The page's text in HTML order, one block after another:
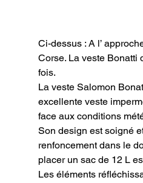
Ci-dessus : A l’
Corse. La veste Bonatti
fois.
La veste Salomon
excellente veste
face aux conditions
Son design est soigné
renfoncement dans le
placer un sac de 12 L
Les éléments